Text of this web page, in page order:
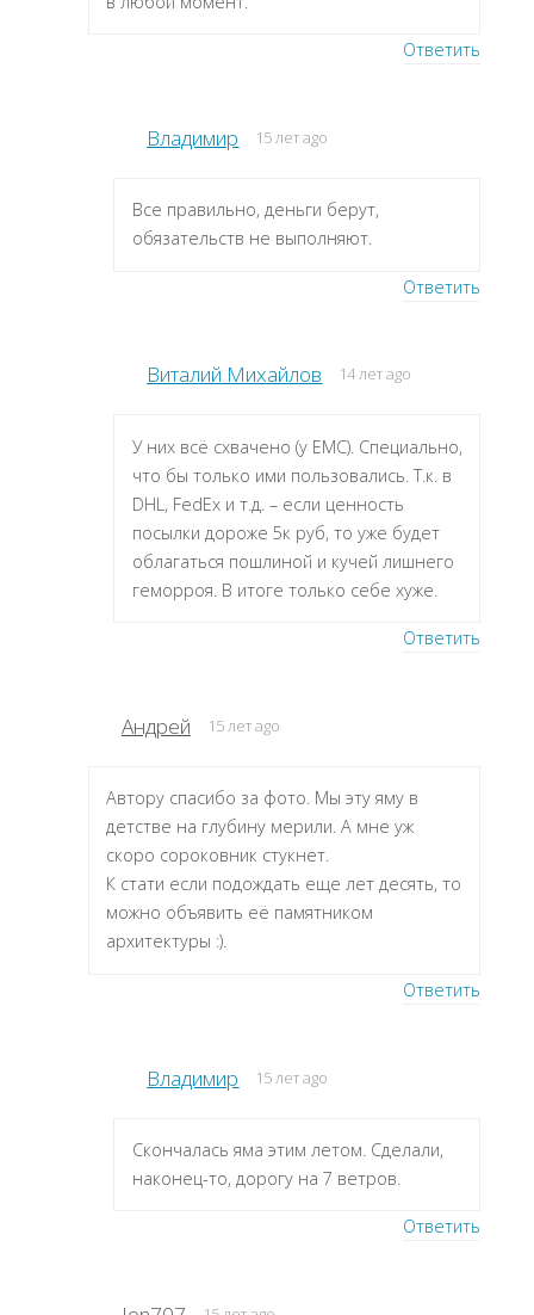
Ответить
Владимир 15 лет ago
Все правильно, деньги берут,
обязательств не выполняют.
Ответить
Виталий Михайлов 14 лет ago
У них всё схвачено (у ЕМС). Специально,
что бы только ими пользовались. Т.к. в
DHL, FedEx и т.д. – если ценность
посылки дороже 5к руб, то уже будет
облагаться пошлиной и кучей лишнего
геморроя. В итоге только себе хуже.
Ответить
Андрей 15 лет ago
Автору спасибо за фото. Мы эту яму в
детстве на глубину мерили. А мне уж
скоро сороковник стукнет.
К стати если подождать еще лет десять, то
можно объявить её памятником
архитектуры :).
Ответить
Владимир 15 лет ago
Скончалась яма этим летом. Сделали,
наконец-то, дорогу на 7 ветров.
Ответить